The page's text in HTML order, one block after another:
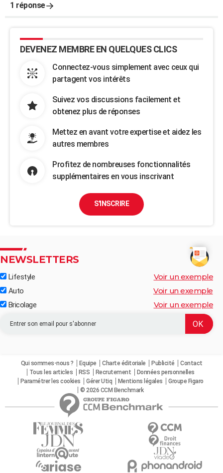
1 réponse
DEVENEZ MEMBRE EN QUELQUES CLICS
Connectez-vous simplement avec ceux qui
partagent vos intérêts
Suivez vos discussions facilement et
obtenez plus de réponses
Mettez en avant votre expertise et aidez les
autres membres
Profitez de nombreuses fonctionnalités
supplémentaires en vous inscrivant
S'INSCRIRE
NEWSLETTERS
Lifestyle Voir un exemple
Auto Voir un exemple
Bricolage Voir un exemple
Qui sommes-nous ? Equipe Charte éditoriale Publicité
Contact
Tous les articles
RSS Recrutement
Données personnelles
Paramétrer les cookies
Gérer Utiq Mentions légales
Groupe Figaro
© 2026 CCM Benchmark